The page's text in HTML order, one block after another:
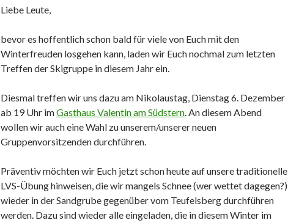
Liebe Leute,
bevor es hoffentlich schon bald für viele von Euch mit den
Winterfreuden losgehen kann, laden wir Euch nochmal zum letzten
Treffen der Skigruppe in diesem Jahr ein.
Diesmal treffen wir uns dazu am Nikolaustag, Dienstag 6. Dezember
ab 19 Uhr imGasthaus Valentin am Südstern. An diesem Abend
wollen wir auch eine Wahl zu unserem/unserer neuen
Gruppenvorsitzenden durchführen.
Präventiv möchten wir Euch jetzt schon heute auf unsere traditionelle
LVS-Übung hinweisen, die wir mangels Schnee (wer wettet dagegen?)
wieder in der Sandgrube gegenüber vom Teufelsberg durchführen
werden. Dazu sind wieder alle eingeladen, die in diesem Winter im